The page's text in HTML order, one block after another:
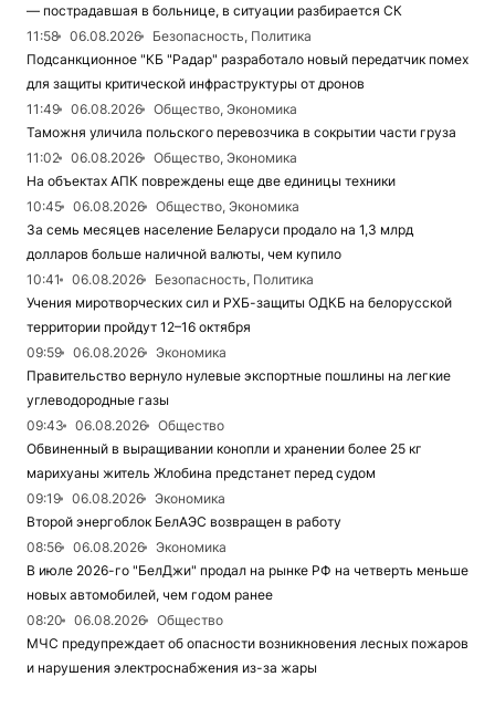
— пострадавшая в больнице, в ситуации разбирается СК
11:58
06.08.2026
Безопасность, Политика
Подсанкционное "КБ "Радар" разработало новый передатчик помех
для защиты критической инфраструктуры от дронов
11:49
06.08.2026
Общество, Экономика
Таможня уличила польского перевозчика в сокрытии части груза
11:02
06.08.2026
Общество, Экономика
На объектах АПК повреждены еще две единицы техники
10:45
06.08.2026
Общество, Экономика
За семь месяцев население Беларуси продало на 1,3 млрд
долларов больше наличной валюты, чем купило
10:41
06.08.2026
Безопасность, Политика
Учения миротворческих сил и РХБ-защиты ОДКБ на белорусской
территории пройдут 12–16 октября
09:59
06.08.2026
Экономика
Правительство вернуло нулевые экспортные пошлины на легкие
углеводородные газы
09:43
06.08.2026
Общество
Обвиненный в выращивании конопли и хранении более 25 кг
марихуаны житель Жлобина предстанет перед судом
09:19
06.08.2026
Экономика
Второй энергоблок БелАЭС возвращен в работу
08:56
06.08.2026
Экономика
В июле 2026-го "БелДжи" продал на рынке РФ на четверть меньше
новых автомобилей, чем годом ранее
08:20
06.08.2026
Общество
МЧС предупреждает об опасности возникновения лесных пожаров
и нарушения электроснабжения из-за жары